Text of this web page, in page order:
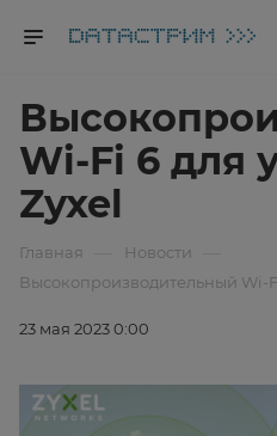
Wi-Fi 6 для
Zyxel
Главная Новости
Высокопроизводительный Wi-
23 мая 2023 0:00